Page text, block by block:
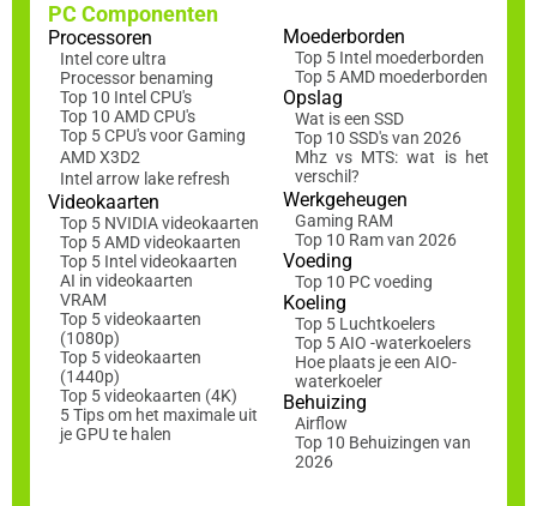
PC Componenten
Processoren
Intel core ultra
Processor benaming
Top 10 Intel CPU's
Top 10 AMD CPU's
Top 5 CPU's voor Gaming
AMD X3D2
Intel arrow lake refresh
Videokaarten
Top 5 NVIDIA videokaarten
Top 5 AMD videokaarten
Top 5 Intel videokaarten
AI in videokaarten
VRAM
Top 5 videokaarten
(1080p)
Top 5 videokaarten
(1440p)
Top 5 videokaarten (4K)
5 Tips om het maximale uit
je GPU te halen
Moederborden
Top 5 Intel moederborden
Top 5 AMD moederborden
Opslag
Wat is een SSD
Top 10 SSD's van 2026
Mhz vs MTS: wat is het
verschil?
Werkgeheugen
Gaming RAM
Top 10 Ram van 2026
Voeding
Top 10 PC voeding
Koeling
Top 5 Luchtkoelers
Top 5 AIO -waterkoelers
Hoe plaats je een AIO-
waterkoeler
Behuizing
Airflow
Top 10 Behuizingen van
2026